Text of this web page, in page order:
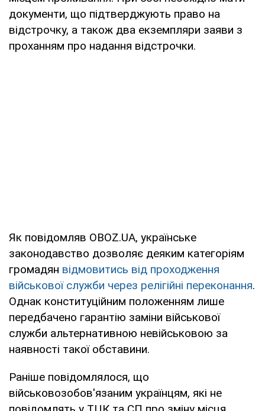
документи, що підтверджують право на
відстрочку, а також два екземпляри заяви з
проханням про надання відстрочки.
Як повідомляв OBOZ.UA, українське
законодавство дозволяє деяким категоріям
громадян відмовитись від проходження
військової служби через релігійні переконання.
Однак конституційним положенням лише
передбачено гарантію заміни військової
служби альтернативною невійськовою за
наявності такої обставини.
Раніше повідомлялося, що
військовозобов'язаним українцям, які не